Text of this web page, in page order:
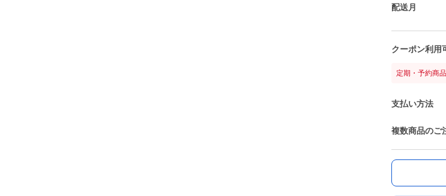
配送月
クーポン利用
定期・予約商
支払い方法
複数商品のご